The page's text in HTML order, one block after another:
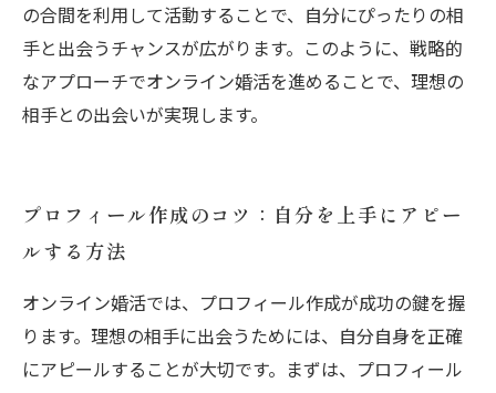
の合間を利用して活動することで、自分にぴったりの相
手と出会うチャンスが広がります。このように、戦略的
なアプローチでオンライン婚活を進めることで、理想の
相手との出会いが実現します。
プロフィール作成のコツ：自分を上手にアピー
ルする方法
オンライン婚活では、プロフィール作成が成功の鍵を握
ります。理想の相手に出会うためには、自分自身を正確
にアピールすることが大切です。まずは、プロフィール